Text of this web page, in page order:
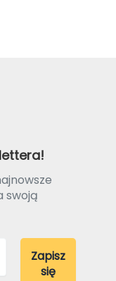
swoją